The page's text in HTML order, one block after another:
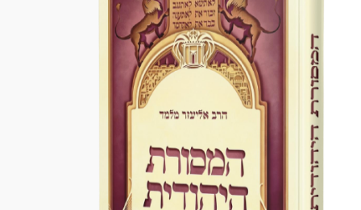
I digiuni commemorativi della distruzione del Tempio